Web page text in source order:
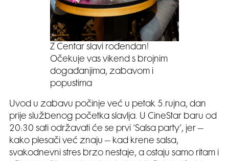
Z Centar slavi rođendan!
Očekuje vas vikend s brojnim
događanjima, zabavom i
popustima
Uvod u zabavu počinje već u petak 5.rujna, dan
prije službenog početka slavlja. U CineStar baru od
20:30 sati održavati će se prvi ‘Salsa party’, jer –
kako plesači već znaju – kad krene salsa,
svakodnevni stres brzo nestaje, a ostaju samo ritam i